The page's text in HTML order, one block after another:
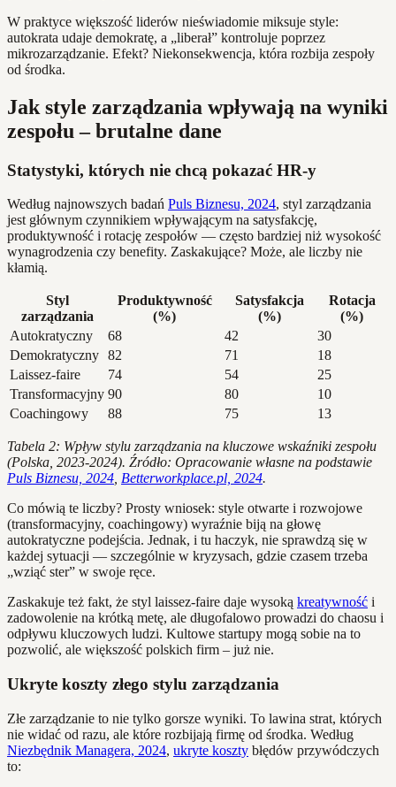
W praktyce większość liderów nieświadomie miksuje style:
autokrata udaje demokratę, a „liberał” kontroluje poprzez
mikrozarządzanie. Efekt? Niekonsekwencja, która rozbija zespoły
od środka.
Jak style zarządzania wpływają na wyniki
zespołu – brutalne dane
Statystyki, których nie chcą pokazać HR-y
Według najnowszych badań Puls Biznesu, 2024, styl zarządzania
jest głównym czynnikiem wpływającym na satysfakcję,
produktywność i rotację zespołów — często bardziej niż wysokość
wynagrodzenia czy benefity. Zaskakujące? Może, ale liczby nie
kłamią.
Styl
zarządzania
Produktywność
(%)
Satysfakcja
(%)
Rotacja
(%)
Autokratyczny
68 42
30
Demokratyczny 82 71
18
Laissez-faire
74 54
25
Transformacyjny 90 80
10
Coachingowy
88 75 13
Tabela 2: Wpływ stylu zarządzania na kluczowe wskaźniki zespołu
(Polska, 2023-2024). Źródło: Opracowanie własne na podstawie
Puls Biznesu, 2024 Betterworkplace.pl, 2024.
Co mówią te liczby? Prosty wniosek: style otwarte i rozwojowe
(transformacyjny, coachingowy) wyraźnie biją na głowę
autokratyczne podejścia. Jednak, i tu haczyk, nie sprawdzą się w
każdej sytuacji — szczególnie w kryzysach, gdzie czasem trzeba
„wziąć ster” w swoje ręce.
Zaskakuje też fakt, że styl laissez-faire daje wysoką kreatywność i
zadowolenie na krótką metę, ale długofalowo prowadzi do chaosu i
odpływu kluczowych ludzi. Kultowe startupy mogą sobie na to
pozwolić, ale większość polskich firm – już nie.
Ukryte koszty złego stylu zarządzania
Złe zarządzanie to nie tylko gorsze wyniki. To lawina strat, których
nie widać od razu, ale które rozbijają firmę od środka. Według
Niezbędnik Managera, 2024, ukryte koszty błędów przywódczych
to: